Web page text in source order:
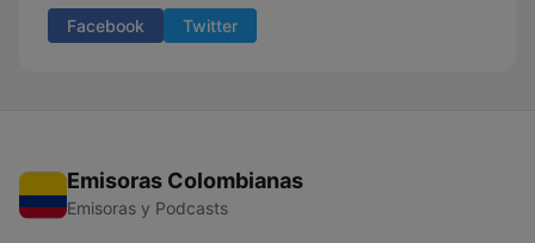
Facebook Twitter
Emisoras Colombianas
Emisoras y Podcasts